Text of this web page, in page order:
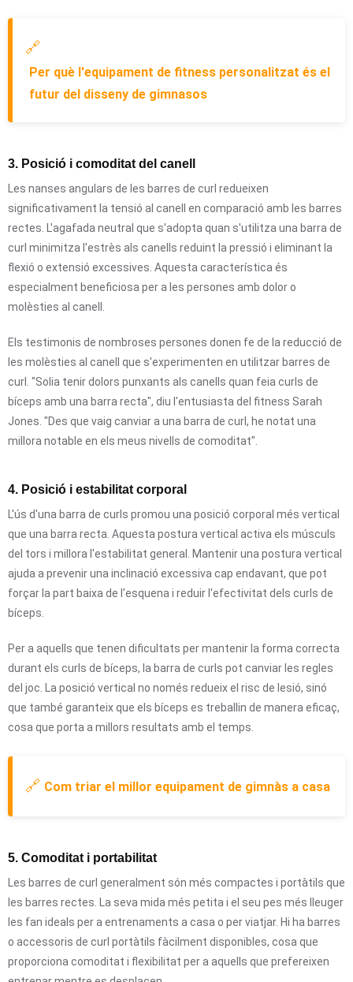
🔗
Per què l'equipament de fitness personalitzat és el
futur del disseny de gimnasos
3. Posició i comoditat del canell
Les nanses angulars de les barres de curl redueixen
significativament la tensió al canell en comparació amb les barres
rectes. L'agafada neutral que s'adopta quan s'utilitza una barra de
curl minimitza l'estrès als canells reduint la pressió i eliminant la
flexió o extensió excessives. Aquesta característica és
especialment beneficiosa per a les persones amb dolor o
molèsties al canell.
Els testimonis de nombroses persones donen fe de la reducció de
les molèsties al canell que s'experimenten en utilitzar barres de
curl. "Solia tenir dolors punxants als canells quan feia curls de
bíceps amb una barra recta", diu l'entusiasta del fitness Sarah
Jones. "Des que vaig canviar a una barra de curl, he notat una
millora notable en els meus nivells de comoditat".
4. Posició i estabilitat corporal
L'ús d'una barra de curls promou una posició corporal més vertical
que una barra recta. Aquesta postura vertical activa els músculs
del tors i millora l'estabilitat general. Mantenir una postura vertical
ajuda a prevenir una inclinació excessiva cap endavant, que pot
forçar la part baixa de l'esquena i reduir l'efectivitat dels curls de
bíceps.
Per a aquells que tenen dificultats per mantenir la forma correcta
durant els curls de bíceps, la barra de curls pot canviar les regles
del joc. La posició vertical no només redueix el risc de lesió, sinó
que també garanteix que els bíceps es treballin de manera eficaç,
cosa que porta a millors resultats amb el temps.
🔗 Com triar el millor equipament de gimnàs a casa
5. Comoditat i portabilitat
Les barres de curl generalment són més compactes i portàtils que
les barres rectes. La seva mida més petita i el seu pes més lleuger
les fan ideals per a entrenaments a casa o per viatjar. Hi ha barres
o accessoris de curl portàtils fàcilment disponibles, cosa que
proporciona comoditat i flexibilitat per a aquells que prefereixen